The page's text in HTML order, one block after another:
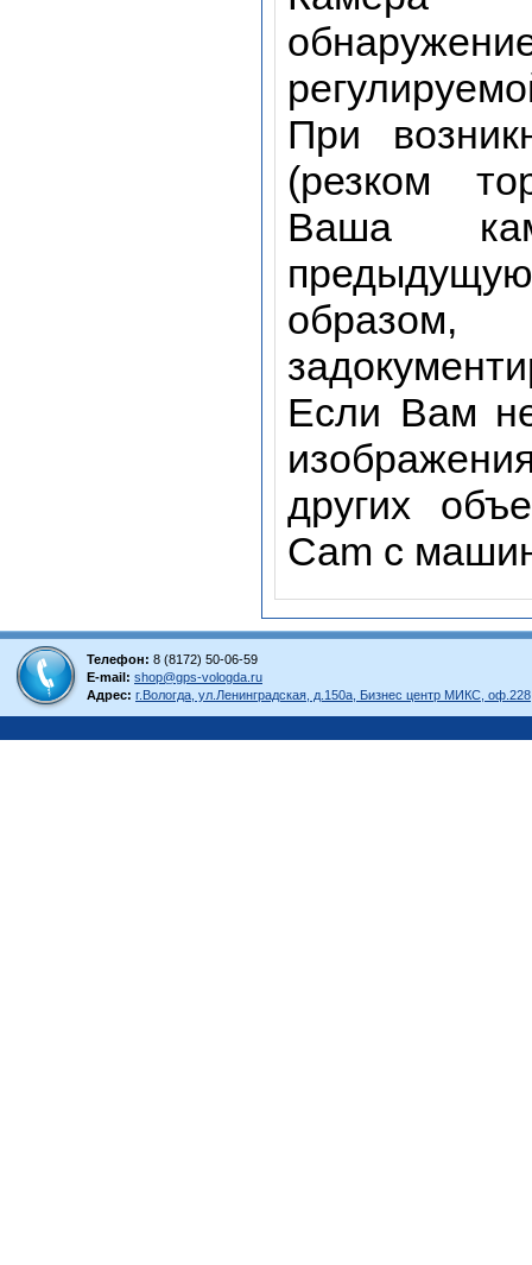
При
(резком
Ваша
Если Вам
других
Cam с
Телефон: 8 (8172) 50-06-59
E-mail: shop@gps-vologda.ru
Адрес: г.Вологда, ул.Ленинградская, д.150а, Бизнес центр МИКС, оф.228